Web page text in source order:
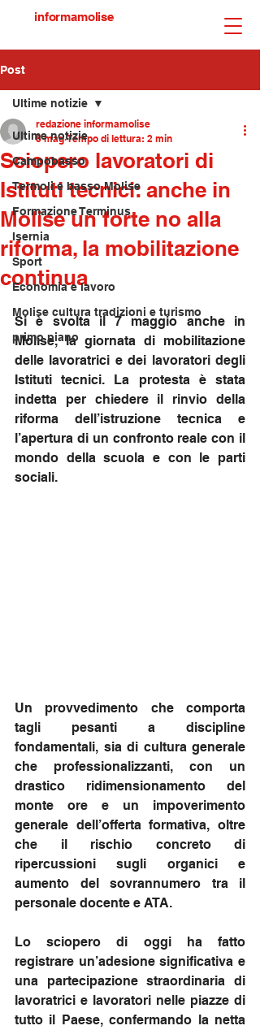
informamolise
Post
Ultime notizie
Campobasso
Termoli e basso Molise
Formazione Terminus
Isernia
Sport
Economia e lavoro
Molise cultura tradizioni e turismo
primo piano
Ultime notizie
Sciopero lavoratori di
Istituti tecnici: anche in
Molise un forte no alla
riforma, la mobilitazione
continua
redazione informamolise
8 mag Tempo di lettura: 2 min
Si è svolta il 7 maggio anche in
Molise, la giornata di mobilitazione
delle lavoratrici e dei lavoratori degli
Istituti tecnici. La protesta è stata
indetta per chiedere il rinvio della
riforma dell’istruzione tecnica e
l’apertura di un confronto reale con il
mondo della scuola e con le parti
sociali.
Un provvedimento che comporta
tagli pesanti a discipline
fondamentali, sia di cultura generale
che professionalizzanti, con un
drastico ridimensionamento del
monte ore e un impoverimento
generale dell’offerta formativa, oltre
che il rischio concreto di
ripercussioni sugli organici e
aumento del sovrannumero tra il
personale docente e ATA.
Lo sciopero di oggi ha fatto
registrare un’adesione significativa e
una partecipazione straordinaria di
lavoratrici e lavoratori nelle piazze di
tutto il Paese, confermando la netta